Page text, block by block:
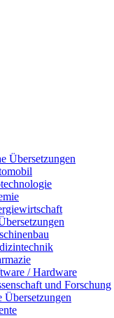
Übersetzungen
/ Hardware
und Forschung
Übersetzungen